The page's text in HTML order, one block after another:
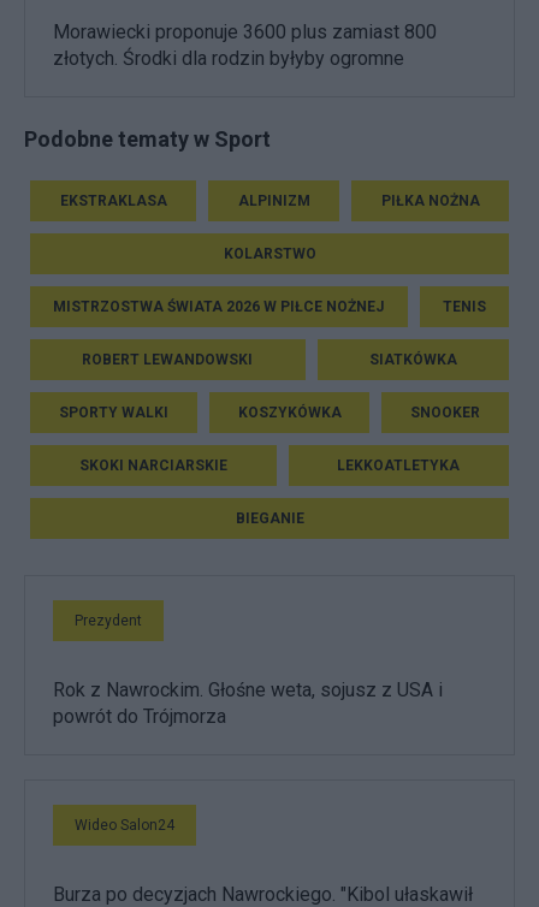
Morawiecki proponuje 3600 plus zamiast 800
złotych. Środki dla rodzin byłyby ogromne
Podobne tematy w Sport
EKSTRAKLASA ALPINIZM PIŁKA NOŻNA
KOLARSTWO
MISTRZOSTWA ŚWIATA 2026 W PIŁCE NOŻNEJ TENIS
ROBERT LEWANDOWSKI SIATKÓWKA
SPORTY WALKI KOSZYKÓWKA SNOOKER
SKOKI NARCIARSKIE LEKKOATLETYKA
BIEGANIE
Prezydent
Rok z Nawrockim. Głośne weta, sojusz z USA i
powrót do Trójmorza
Wideo Salon24
Burza po decyzjach Nawrockiego. "Kibol ułaskawił